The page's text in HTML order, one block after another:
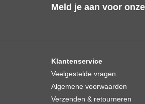
Meld je aan voor
Klantenservice
Veelgestelde vragen
Algemene voorwaarden
Verzenden & retourneren